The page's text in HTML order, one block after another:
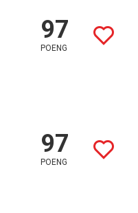
97
POENG
97
POENG